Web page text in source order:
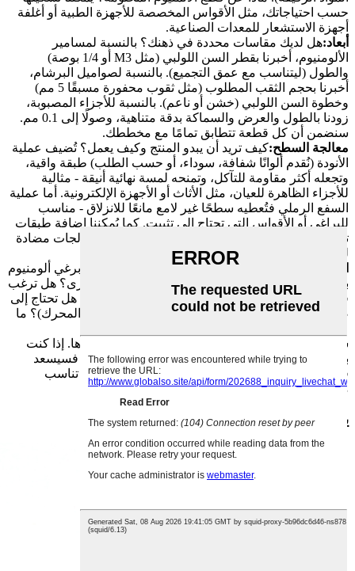
حسب احتياجاتك، مثل الأقواس المخصصة للأجهزة الطبية أو أغلفة
أجهزة الاستشعار للمعدات الصناعية.
أبعاد:هل لديك مقاسات محددة في ذهنك؟ بالنسبة لمسامير
الألومنيوم، أخبرنا بقطر السن اللولبي (مثل M3 أو 1/4 بوصة)
والطول (ليتناسب مع عمق التجميع). بالنسبة لصواميل البرشام،
أخبرنا بحجم الثقب المطلوب (مثل ثقوب محفورة مسبقًا 5 مم)
وخطوة السن اللولبي (خشن أو ناعم). بالنسبة للأجزاء المصبوبة،
زودنا بالطول والعرض والسماكة بدقة متناهية، وصولًا إلى 0.1 مم.
سنضمن أن كل قطعة تتطابق تمامًا مع مخططك.
معالجة السطح:كيف تريد أن يبدو المنتج وكيف يعمل؟ تُضيف عملية
الأنودة (نُقدم ألوانًا شفافة، سوداء، أو حسب الطلب) طبقة واقية،
وتجعله أكثر مقاومة للتآكل، وتمنحه لمسة نهائية أنيقة - مثالية
للأجزاء الظاهرة للعيان، مثل الأثاث أو الأجهزة الإلكترونية. أما عملية
السفع الرملي فتُعطيه سطحًا غير لامع مانعًا للانزلاق - مناسب
للبراغي أو الأقواس التي تحتاج إلى تثبيت. كما يُمكننا إضافة طبقات
تشحيم (للبراغي التي تحتاج إلى فكها باستمرار) أو معالجات مضادة
للكهرباء الساكنة (للأجزاء الإلكترونية).
هل لديك أي طلبات إضافية؟ مثل برغي ألومنيوم
برأس سداسي من جهة ورأس فيليبس من الجهة الأخرى؟ هل ترغب
في نقش شعار علامتك التجارية على دعامة مختومة؟ هل تحتاج إلى
صامولة برشام تتحمل درجات الحرارة العالية (لأجزاء المحرك)؟ ما
شاركنا هذه التفاصيل، وسنتحقق أولاً من إمكانية تنفيذها. إذا كنت
بحاجة إلى نصيحة، مثل اختيار نوع الألمنيوم المناسب، فسيسعد
فريقنا بتقديم المساعدة. بعد ذلك، سنرسل إليك قطعًا تناسب
مشروعك تمامًا.
يشتري عملاؤنا أيضًا بشكل متكرر ما يلي: